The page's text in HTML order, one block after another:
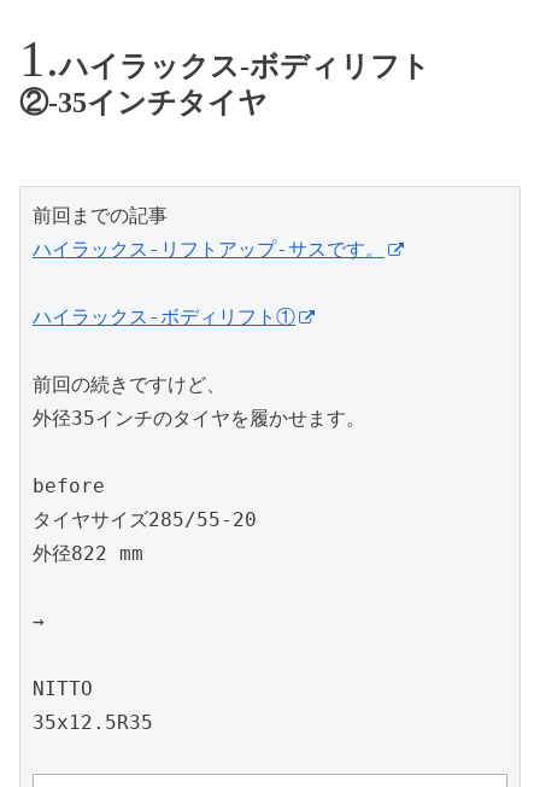
ハイラックス-ボディリフト
②-35インチタイヤ
ハイラックス-リフトアップ-サスです。
ハイラックス-ボディリフト①
前回の続きですけど、
外径35インチのタイヤを履かせます。
before
タイヤサイズ285/55-20
外径822 mm
→
NITTO
35x12.5R35